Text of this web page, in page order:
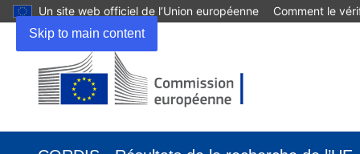
Skip to main content
Un site web officiel de l’Union européenne Comment le